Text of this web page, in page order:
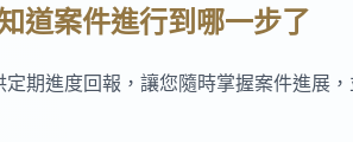
道案件進行到哪一步了
期進度回報，讓您隨時掌握案件進展